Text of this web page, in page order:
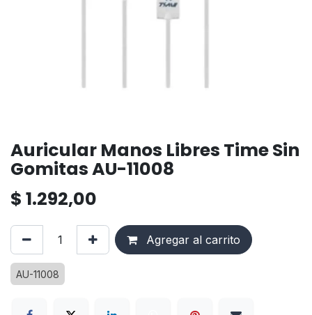
Auricular Manos Libres Time Sin
Gomitas AU-11008
$ 1.292,00
Agregar al carrito
AU-11008